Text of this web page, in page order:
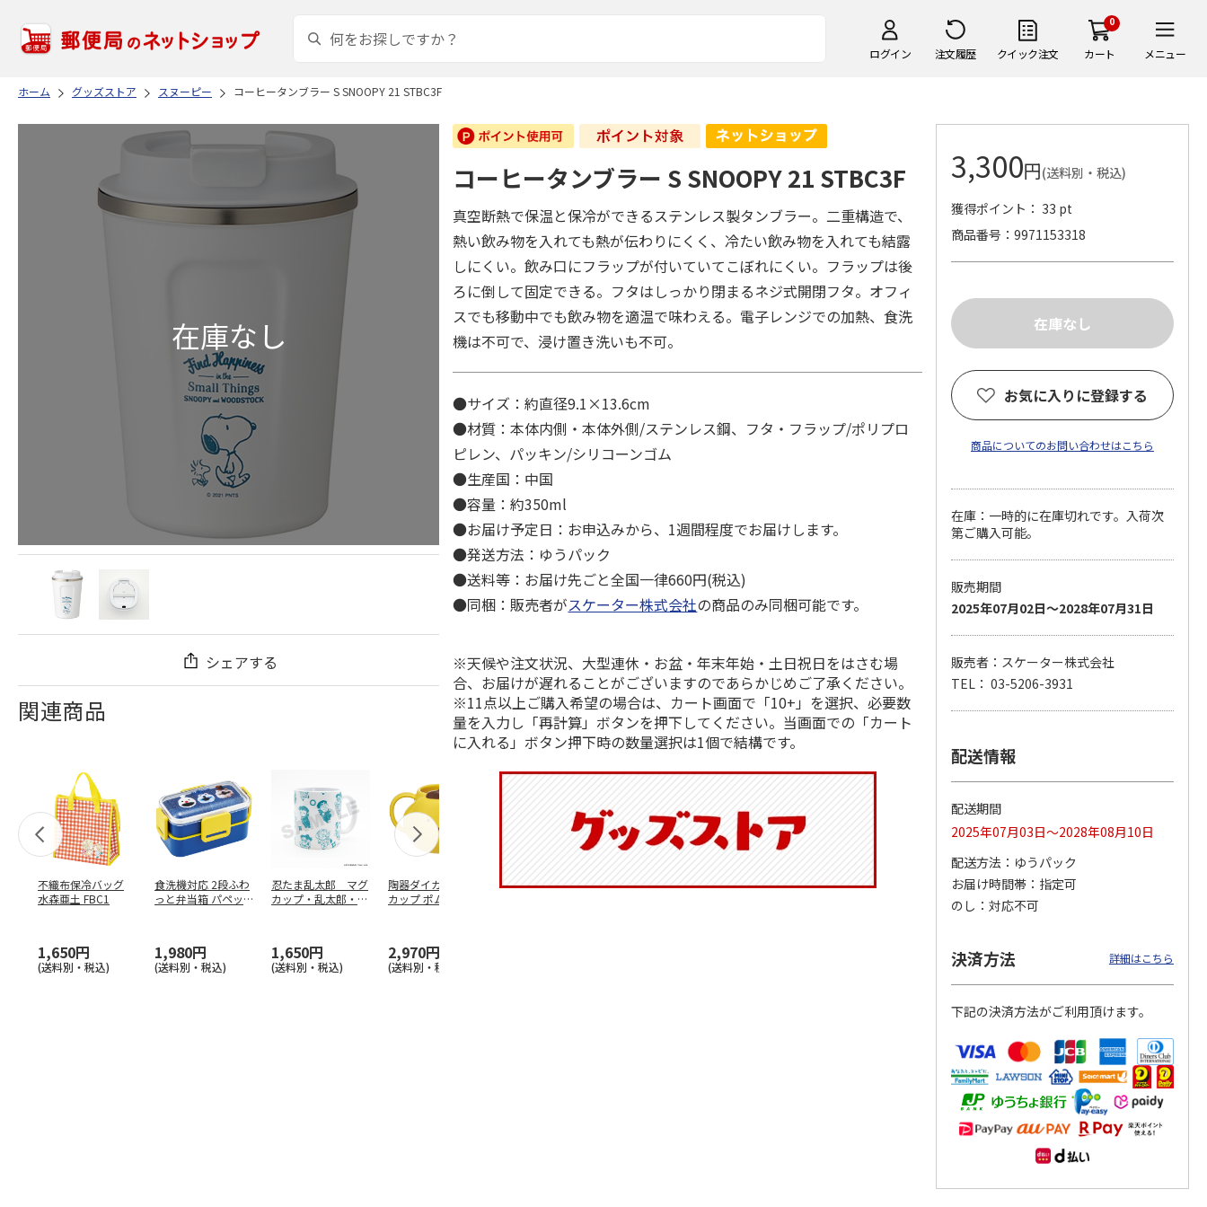
ログイン 注文履歴 クイック注文
0
カート メニュー
ホーム グッズストア スヌーピー コーヒータンブラー S SNOOPY 21 STBC3F
シェアする
関連商品
不織布保冷バッグ
水森亜土 FBC1
1,650円
(送料別・税込)
食洗機対応 2段ふわ
っと弁当箱 パペッ
1,980円
(送料別・税込)
忍たま乱太郎 マグ
カップ・乱太郎・き
1,650円
(送料別・税込)
陶器ダイカットマグ
カップ ポムポムプ
2,970円
(送料別・税込)
抗菌食洗機対応 ふ
ふわっとフタタイト
マスコット入りドリ
コーデュロイ生地ラ
マスコット付箸・箸
置きセット 21cm 干
支箸 ポムポムプ
1,320円
(送料別・税込)
4,510円
(送料別・税込)
コーヒータンブラー S SNOOPY 21 STBC3F
真空断熱で保温と保冷ができるステンレス製タンブラー。二重構造で、
熱い飲み物を入れても熱が伝わりにくく、冷たい飲み物を入れても結露
しにくい。飲み口にフラップが付いていてこぼれにくい。フラップは後
ろに倒して固定できる。フタはしっかり閉まるネジ式開閉フタ。オフィ
スでも移動中でも飲み物を適温で味わえる。電子レンジでの加熱、食洗
機は不可で、浸け置き洗いも不可。
●サイズ：約直径9.1×13.6cm
●材質：本体内側・本体外側/ステンレス鋼、フタ・フラップ/ポリプロ
ピレン、パッキン/シリコーンゴム
●生産国：中国
●容量：約350ml
●お届け予定日：お申込みから、1週間程度でお届けします。
●発送方法：ゆうパック
●送料等：お届け先ごと全国一律660円(税込)
●同梱：販売者がスケーター株式会社の商品のみ同梱可能です。
※天候や注文状況、大型連休・お盆・年末年始・土日祝日をはさむ場
合、お届けが遅れることがございますのであらかじめご了承ください。
※11点以上ご購入希望の場合は、カート画面で「10+」を選択、必要数
量を入力し「再計算」ボタンを押下してください。当画面での「カート
に入れる」ボタン押下時の数量選択は1個で結構です。
3,300円(送料別・税込)
獲得ポイント： 33 pt
商品番号
9971153318
お気に入りに登録する
商品についてのお問い合わせはこちら
在庫：一時的に在庫切れです。入荷次
第ご購入可能。
販売期間
2025年07月02日～2028年07月31日
販売者：スケーター株式会社
TEL： 03-5206-3931
配送情報
配送期間
2025年07月03日～2028年08月10日
配送方法
ゆうパック
お届け時間帯
指定可
のし
対応不可
決済方法 詳細はこちら
下記の決済方法がご利用頂けます。